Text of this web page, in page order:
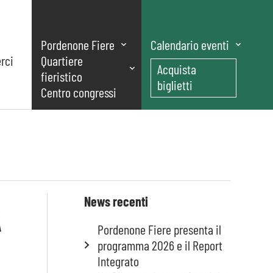
Pordenone Fiere
Quartiere
fieristico
Centro congressi
Calendario eventi
Acquista
biglietti
News recenti
Pordenone Fiere presenta il
programma 2026 e il Report
Integrato